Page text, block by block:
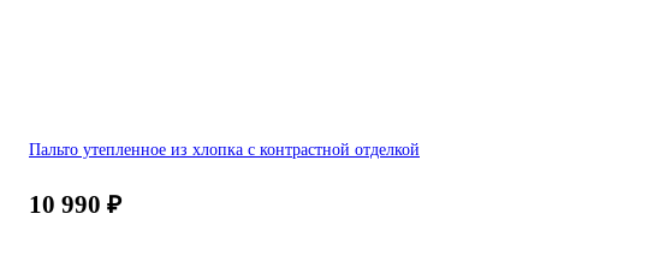
Пальто утепленное из хлопка с контрастной отделкой
10 990 ₽